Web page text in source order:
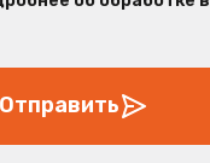
Отправить